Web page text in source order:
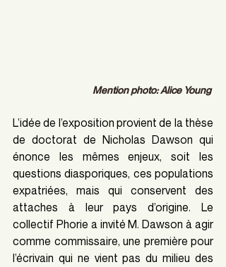
Mention photo: Alice Young
L’idée de l’exposition provient de la thèse
de doctorat de Nicholas Dawson qui
énonce les mêmes enjeux, soit les
questions diasporiques, ces populations
expatriées, mais qui conservent des
attaches à leur pays d’origine. Le
collectif Phorie a invité M. Dawson à agir
comme commissaire, une première pour
l’écrivain qui ne vient pas du milieu des